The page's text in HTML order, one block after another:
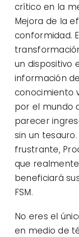
crítico en la
Mejora de la
conformidad.
un dispositivo
información
conocimiento
por el mundo
parecer
sin un
frustrante,
que
beneficiará
FSM.
No eres el
en medio de